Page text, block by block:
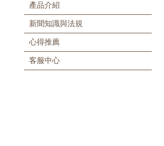
產品介紹
新聞知識與法規
心得推薦
客服中心